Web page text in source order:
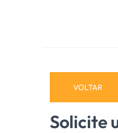
VOLTAR
Solicite